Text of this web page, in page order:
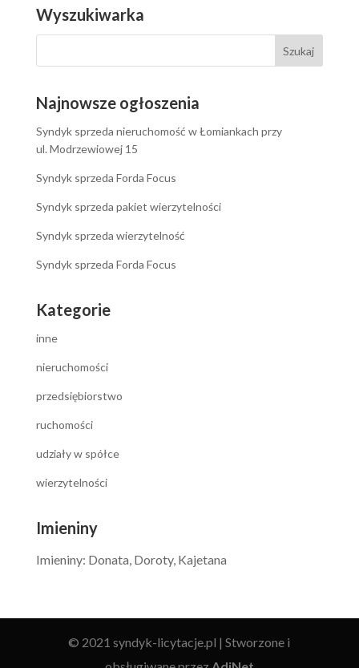
Wyszukiwarka
Najnowsze ogłoszenia
Syndyk sprzeda nieruchomość w Łomiankach przy
ul. Modrzewiowej 15
Syndyk sprzeda Forda Focus
Syndyk sprzeda pakiet wierzytelności
Syndyk sprzeda wierzytelność
Syndyk sprzeda Forda Focus
Kategorie
inne
nieruchomości
przedsiębiorstwo
ruchomości
udziały w spółce
wierzytelności
Imieniny
Imieniny: Donata, Doroty, Kajetana
© 2021 syndyk-licytacje.pl | Stworzone i